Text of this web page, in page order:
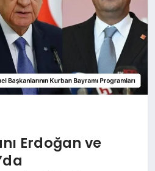
Erdoğan ve